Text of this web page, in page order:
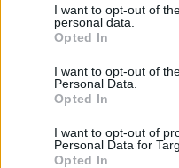
I want to opt-out of
personal data.
Opted In
I want to opt-out of
Personal Data.
Opted In
I want to opt-out of
Personal Data for
Opted In